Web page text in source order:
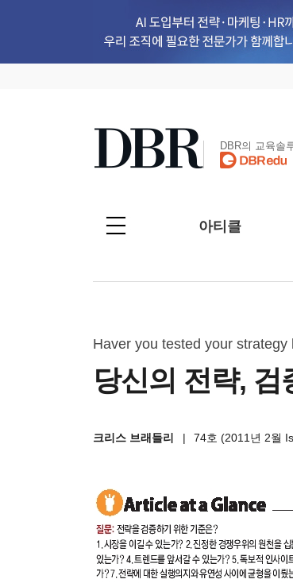
DBR의 교육솔
아티클
Haver you tested your strategy
당신의 전략,
크리스 브래들리 | 74호 (2011년 2월